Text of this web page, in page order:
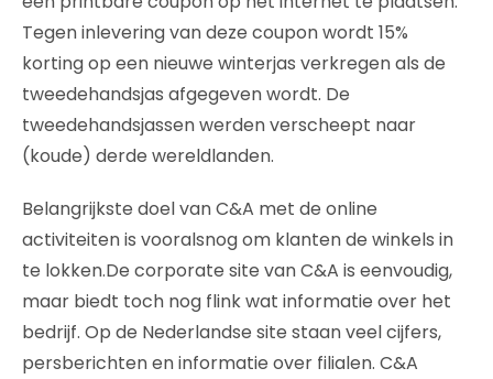
Tegen inlevering van deze coupon wordt 15%
korting op een nieuwe winterjas verkregen als de
tweedehandsjas afgegeven wordt. De
tweedehandsjassen werden verscheept naar
(koude) derde wereldlanden.
Belangrijkste doel van C&A met de online
activiteiten is vooralsnog om klanten de winkels in
te lokken.De corporate site van C&A is eenvoudig,
maar biedt toch nog flink wat informatie over het
bedrijf. Op de Nederlandse site staan veel cijfers,
persberichten en informatie over filialen. C&A